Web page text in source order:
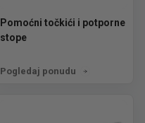
Pomoćni točkići i potporne
stope
Pogledaj ponudu